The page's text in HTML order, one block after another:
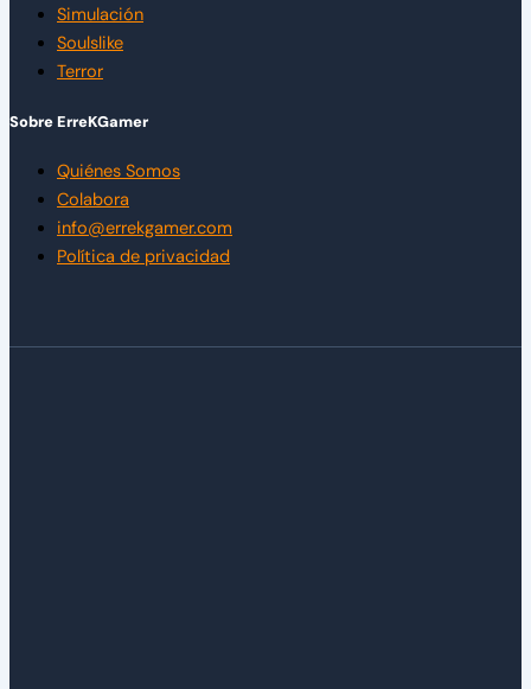
Simulación
Soulslike
Terror
Sobre ErreKGamer
Quiénes Somos
Colabora
info@errekgamer.com
Política de privacidad